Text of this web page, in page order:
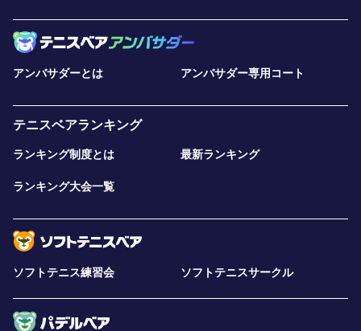
アンバサダーとは アンバサダー専用コート
テニスベアランキング
ランキング制度とは 最新ランキング
ランキング大会一覧
ソフトテニス練習会 ソフトテニスサークル